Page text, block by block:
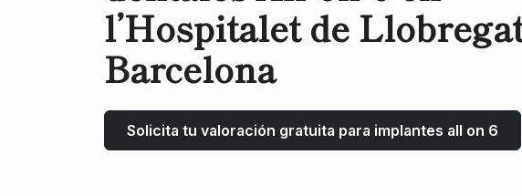
l’Hospitalet de
Barcelona
Solicita tu valoración gratuita para implantes all on 6